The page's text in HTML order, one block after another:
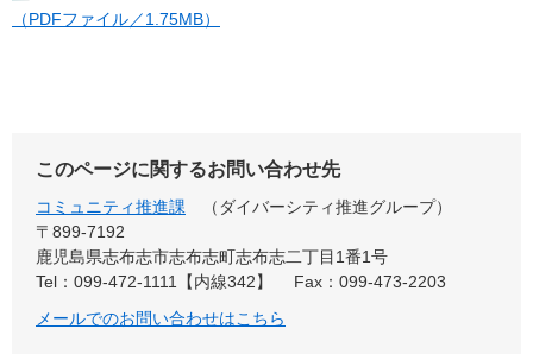
（PDFファイル／1.75MB）
このページに関するお問い合わせ先
コミュニティ推進課
ダイバーシティ推進グループ
〒899-7192
鹿児島県志布志市志布志町志布志二丁目1番1号
Tel：099-472-1111【内線342】
Fax：099-473-2203
メールでのお問い合わせはこちら